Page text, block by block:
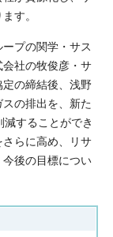
す。
プの関学・サス
社の牧俊彦・サ
の締結後、浅野
の排出を、新た
することができ
さらに高め、リサ
後の目標につい